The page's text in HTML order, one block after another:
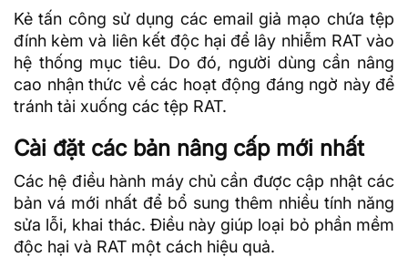
Kẻ tấn công sử dụng các email giả mạo chứa tệp
đính kèm và liên kết độc hại để lây nhiễm RAT vào
hệ thống mục tiêu. Do đó, người dùng cần nâng
cao nhận thức về các hoạt động đáng ngờ này để
tránh tải xuống các tệp RAT.
Cài đặt các bản nâng cấp mới nhất
Các hệ điều hành máy chủ cần được cập nhật các
bản vá mới nhất để bổ sung thêm nhiều tính năng
sửa lỗi, khai thác. Điều này giúp loại bỏ phần mềm
độc hại và RAT một cách hiệu quả.